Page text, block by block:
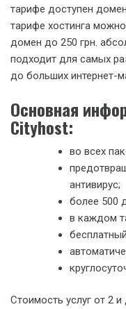
тарифе доступен
тарифе хостинга
домен до 250 грн.
подходит для самых
до больших интернет-
Основная
Cityhost:
во всех
антивирус;
более 500
в каждом
Стоимость услуг от 2